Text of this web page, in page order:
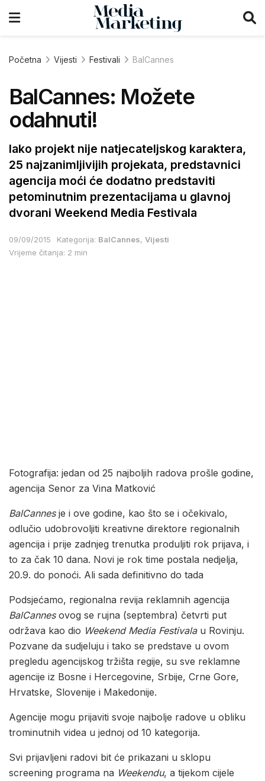
Početna Vijesti Festivali BalCannes
BalCannes: Možete
odahnuti!
Iako projekt nije natjecateljskog karaktera,
25 najzanimljivijih projekata, predstavnici
agencija moći će dodatno predstaviti
petominutnim prezentacijama u glavnoj
dvorani Weekend Media Festivala
09/09/2015 Kategorija: BalCannes, Vijesti
Vrijeme čitanja: 2 min
Fotografija: jedan od 25 najboljih radova prošle godine,
agencija Senor za Vina Matković
BalCannesje i ove godine, kao što se i očekivalo,
odlučio udobrovoljiti kreativne direktore regionalnih
agencija i prije zadnjeg trenutka produljiti rok prijava, i
to za čak 10 dana. Novi je rok time postala nedjelja,
20.9. do ponoći. Ali sada definitivno do tada
Podsjećamo, regionalna revija reklamnih agencija
BalCannesovog se rujna (septembra) četvrti put
održava kao dio Weekend Media Festivalau Rovinju.
Pozvane da sudjeluju i tako se predstave u ovom
pregledu agencijskog tržišta regije, su sve reklamne
agencije iz Bosne i Hercegovine, Srbije, Crne Gore,
Hrvatske, Slovenije i Makedonije.
Agencije mogu prijaviti svoje najbolje radove u obliku
trominutnih videa u jednoj od 10 kategorija.
Svi prijavljeni radovi bit će prikazani u sklopu
screening programa na Weekendu, a tijekom cijele